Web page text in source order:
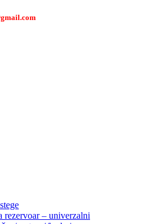
rezervoar – univerzalni